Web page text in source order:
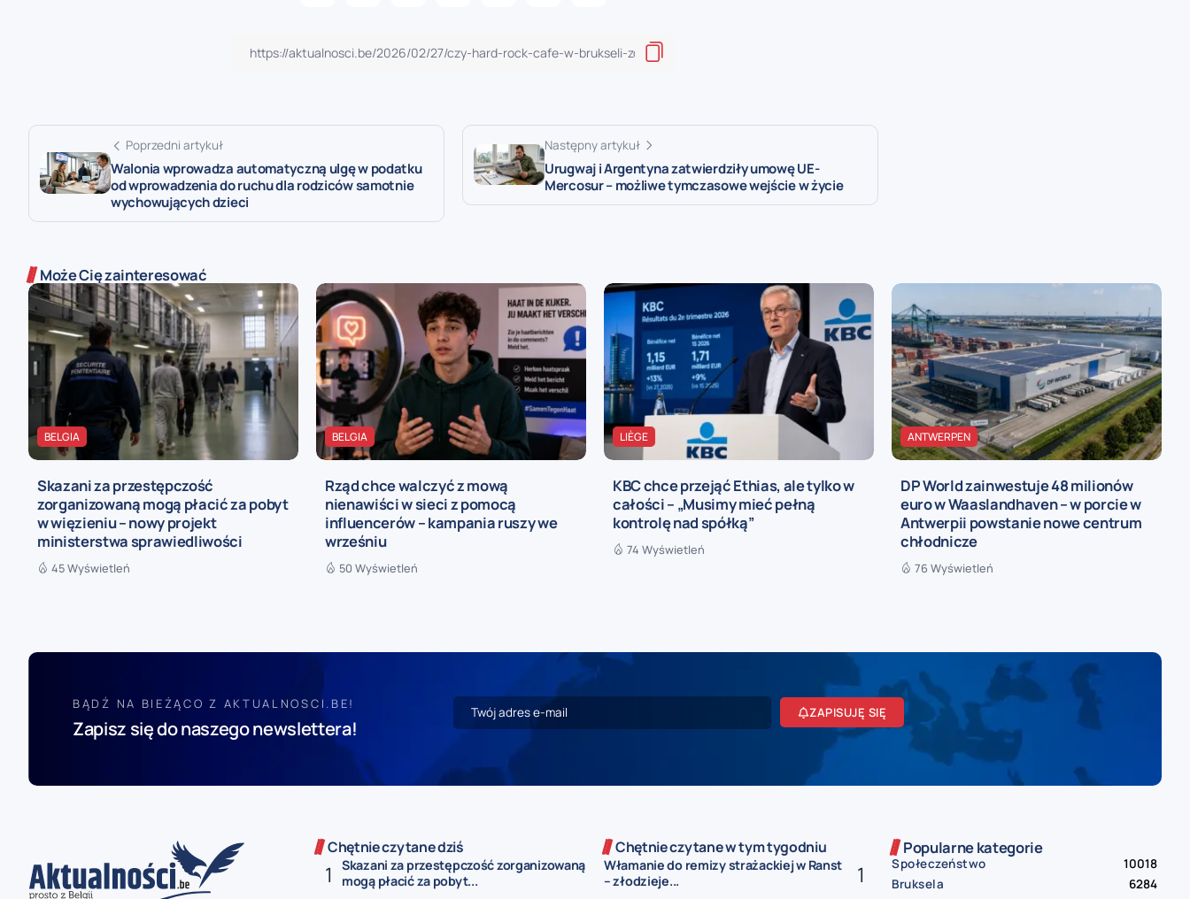
Poprzedni artykuł
Walonia wprowadza automatyczną ulgę w podatku
od wprowadzenia do ruchu dla rodziców samotnie
wychowujących dzieci
Następny artykuł
Urugwaj i Argentyna zatwierdziły umowę UE-
Mercosur – możliwe tymczasowe wejście w życie
Może Cię zainteresować
BELGIA
Skazani za przestępczość
zorganizowaną mogą płacić za pobyt
w więzieniu – nowy projekt
ministerstwa sprawiedliwości
45 Wyświetleń
BELGIA
Rząd chce walczyć z mową
nienawiści w sieci z pomocą
influencerów – kampania ruszy we
wrześniu
50 Wyświetleń
LIÈGE
KBC chce przejąć Ethias, ale tylko w
całości – „Musimy mieć pełną
kontrolę nad spółką”
74 Wyświetleń
ANTWERPEN
DP World zainwestuje 48 milionów
euro w Waaslandhaven – w porcie w
Antwerpii powstanie nowe centrum
chłodnicze
76 Wyświetleń
BĄDŹ NA BIEŻĄCO Z AKTUALNOSCI.BE!
Zapisz się do naszego newslettera!
ZAPISUJĘ SIĘ
Chętnie czytane dziś
Skazani za przestępczość zorganizowaną
mogą płacić za pobyt...
Chętnie czytane w tym tygodniu
Włamanie do remizy strażackiej w Ranst
– złodzieje...
Popularne kategorie
Społeczeństwo
10018
Bruksela
6284